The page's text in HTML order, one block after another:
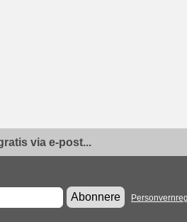
via e-post...
Abonnere